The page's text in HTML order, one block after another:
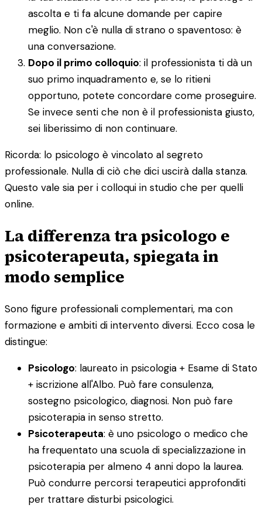
ascolta e ti fa alcune domande per capire
meglio. Non c'è nulla di strano o spaventoso: è
una conversazione.
Dopo il primo colloquio: il professionista ti dà un
suo primo inquadramento e, se lo ritieni
opportuno, potete concordare come proseguire.
Se invece senti che non è il professionista giusto,
sei liberissimo di non continuare.
Ricorda: lo psicologo è vincolato al segreto
professionale. Nulla di ciò che dici uscirà dalla stanza.
Questo vale sia per i colloqui in studio che per quelli
online.
La differenza tra psicologo e
psicoterapeuta, spiegata in
modo semplice
Sono figure professionali complementari, ma con
formazione e ambiti di intervento diversi. Ecco cosa le
distingue:
Psicologo: laureato in psicologia + Esame di Stato
+ iscrizione all'Albo. Può fare consulenza,
sostegno psicologico, diagnosi. Non può fare
psicoterapia in senso stretto.
Psicoterapeuta: è uno psicologo o medico che
ha frequentato una scuola di specializzazione in
psicoterapia per almeno 4 anni dopo la laurea.
Può condurre percorsi terapeutici approfonditi
per trattare disturbi psicologici.